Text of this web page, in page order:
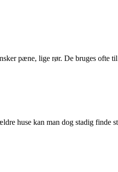
pæne, lige rør. De bruges ofte
huse kan man dog stadig finde